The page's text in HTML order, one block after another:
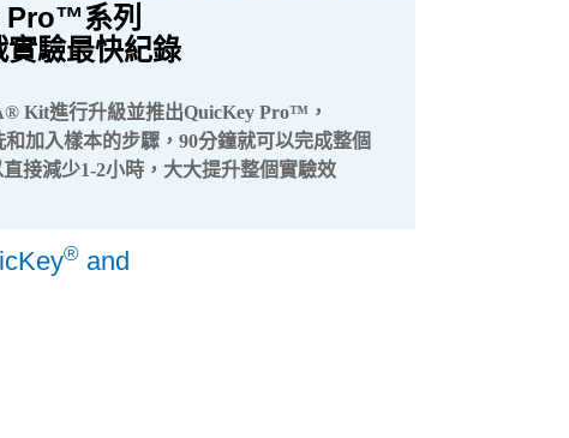
Pro™系列
驗最快紀錄
Kit進行升級並推出QuicKey Pro™，
加入樣本的步驟，90分鐘就可以完成整個
接減少1-2小時，大大提升整個實驗效
® and